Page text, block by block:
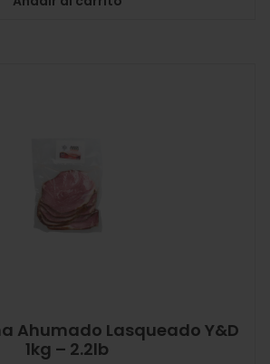
Ahumado Lasqueado Y&D
1kg – 2.2lb